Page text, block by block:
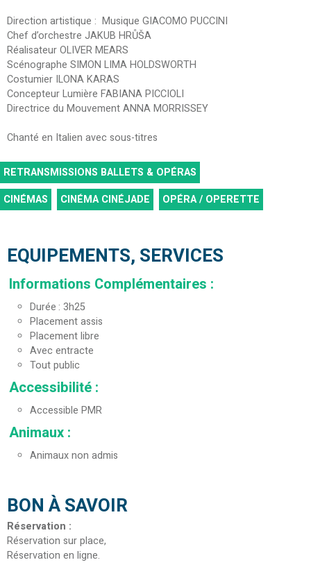
Direction artistique : Musique GIACOMO PUCCINI
Chef d’orchestre JAKUB HRŮŠA
Réalisateur OLIVER MEARS
Scénographe SIMON LIMA HOLDSWORTH
Costumier ILONA KARAS
Concepteur Lumière FABIANA PICCIOLI
Directrice du Mouvement ANNA MORRISSEY
Chanté en Italien avec sous-titres
RETRANSMISSIONS BALLETS & OPÉRAS
CINÉMAS
CINÉMA CINÉJADE OPÉRA / OPERETTE
EQUIPEMENTS, SERVICES
Informations Complémentaires :
Durée 3h25
Placement assis
Placement libre
Avec entracte
Tout public
Accessibilité :
Accessible PMR
Animaux :
Animaux non admis
BON À SAVOIR
Réservation :
Réservation sur place
Réservation en ligne